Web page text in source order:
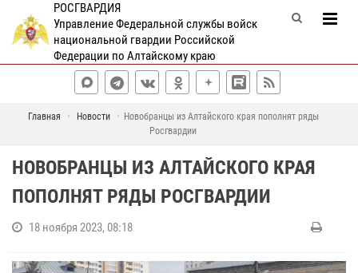
РОСГВАРДИЯ
Управление Федеральной службы войск
национальной гвардии Российской
Федерации по Алтайскому краю
Главная Новости
Новобранцы из Алтайского края пополнят ряды
Росгвардии
НОВОБРАНЦЫ ИЗ АЛТАЙСКОГО КРАЯ
ПОПОЛНЯТ РЯДЫ РОСГВАРДИИ
18 ноября 2023, 08:18